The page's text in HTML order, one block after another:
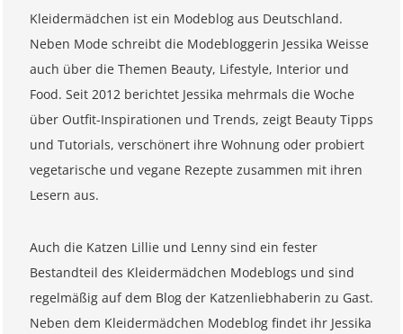
Kleidermädchen ist ein Modeblog aus Deutschland.
Neben Mode schreibt die Modebloggerin Jessika Weisse
auch über die Themen Beauty, Lifestyle, Interior und
Food. Seit 2012 berichtet Jessika mehrmals die Woche
über Outfit-Inspirationen und Trends, zeigt Beauty Tipps
und Tutorials, verschönert ihre Wohnung oder probiert
vegetarische und vegane Rezepte zusammen mit ihren
Lesern aus.
Auch die Katzen Lillie und Lenny sind ein fester
Bestandteil des Kleidermädchen Modeblogs und sind
regelmäßig auf dem Blog der Katzenliebhaberin zu Gast.
Neben dem Kleidermädchen Modeblog findet ihr Jessika